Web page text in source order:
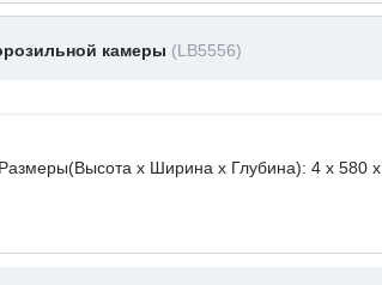
камеры (LB5556)
х Ширина х Глубина): 4 x 580 х